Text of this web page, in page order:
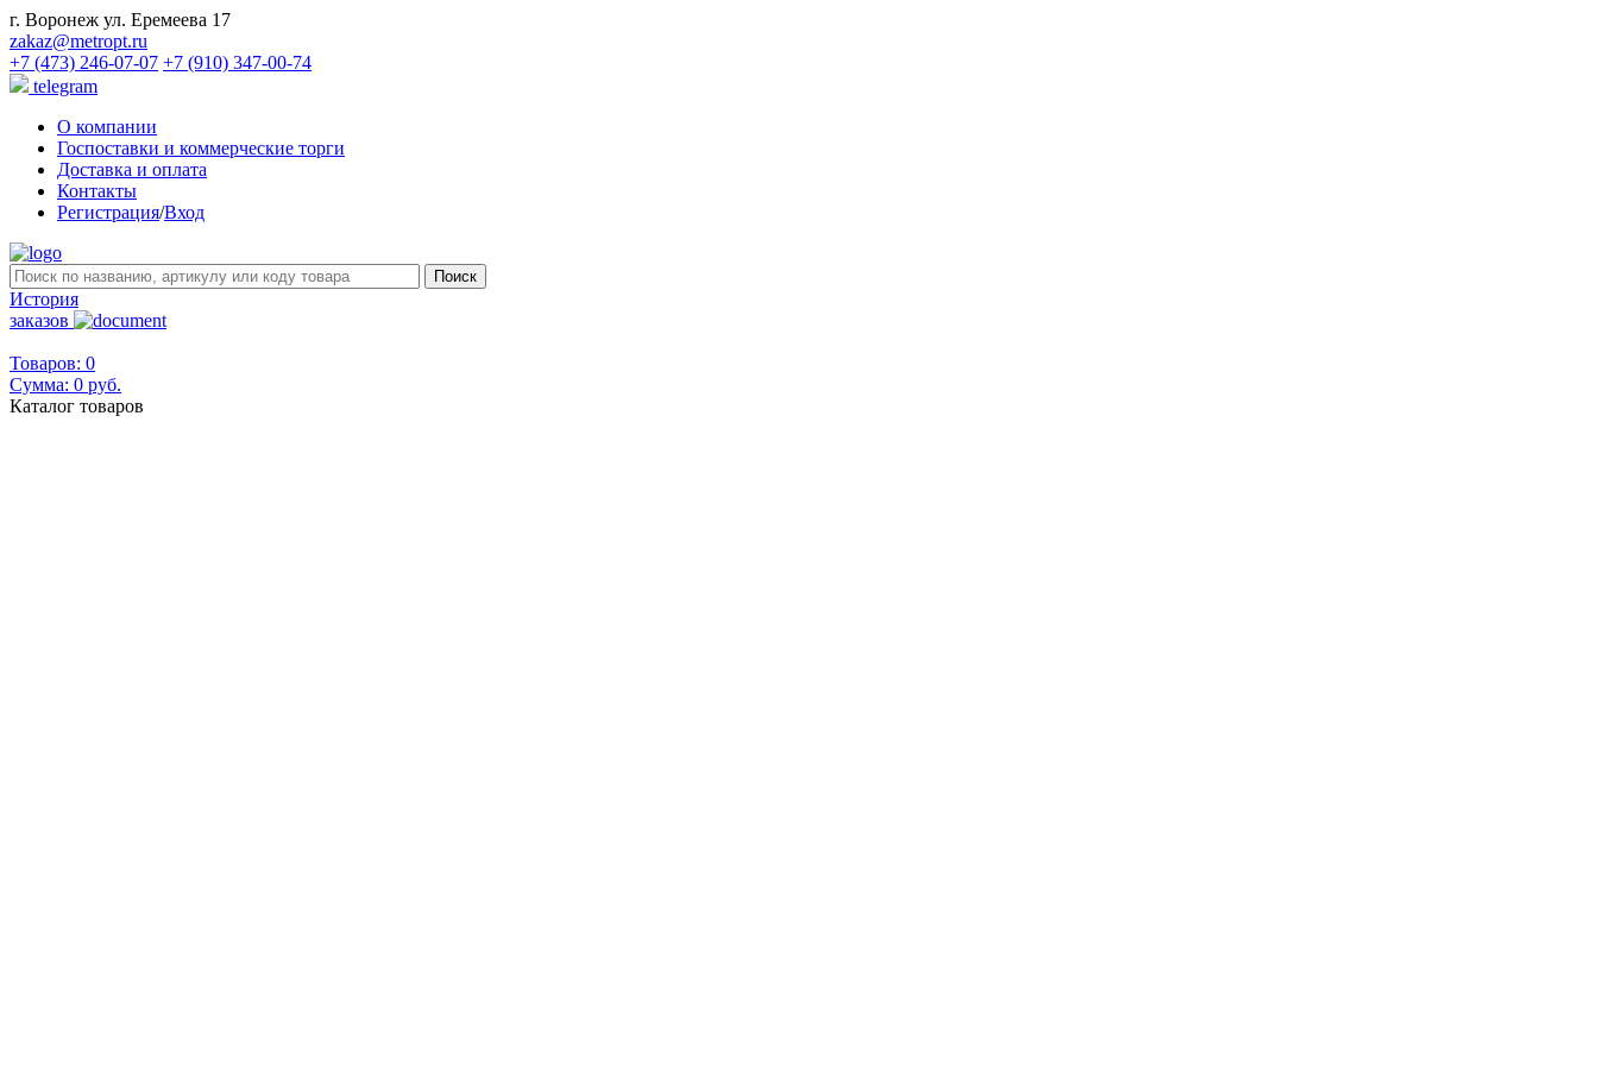
г. Воронеж ул. Еремеева 17
zakaz@metropt.ru
+7 (473) 246-07-07 +7 (910) 347-00-74
telegram
О компании
Госпоставки и коммерческие торги
Доставка и оплата
Контакты
Регистрация/Вход
История
заказов
Товаров: 0
Сумма: 0 руб.
Каталог товаров